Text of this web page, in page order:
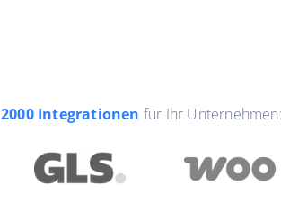
2000 Integrationen für Ihr Unternehmen: